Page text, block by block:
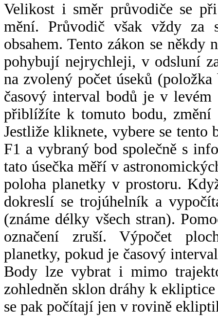
Velikost i směr průvodiče se
mění. Průvodič však vždy za
obsahem. Tento zákon se někdy
pohybují nejrychleji, v odsluní
na zvolený počet úseků
časový interval bodů je v
přiblížíte k tomuto bodu,
Jestliže kliknete, vybere se tento
F1 a vybraný bod společně s
tato úsečka měří v
poloha planetky v prostoru.
dokreslí se trojúhelník a
(známe délky všech stran).
označení zruší. Výpočet
planetky, pokud je časový
Body lze vybrat i mimo
zohledněn sklon dráhy k
se pak počítají jen v rovině